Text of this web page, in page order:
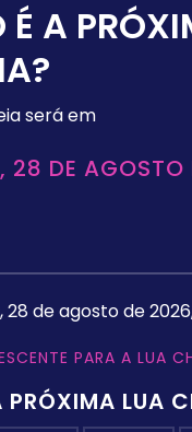
É A
será em
28 DE
de agosto de
PARA A LUA
PRÓXIMA LUA